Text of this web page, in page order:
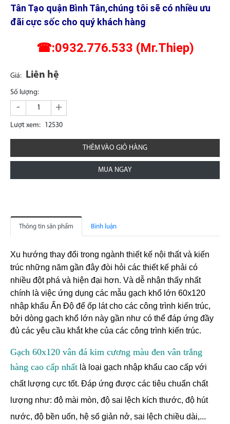
Tân Tạo quận Bình Tân,chúng tôi sẽ có nhiều ưu
đãi cực sốc cho quý khách hàng
☎:0932.776.533 (Mr.Thiep)
Giá: Liên hệ
Số lượng:
- +
Lượt xem: 12530
THÊM VÀO GIỎ HÀNG
MUA NGAY
Thông tin sản phẩm Bình luận
Xu hướng thay đổi trong ngành thiết kế nội thất và kiến
trúc những năm gần đây đòi hỏi các thiết kế phải có
nhiều đột phá và hiện đại hơn. Và dễ nhận thấy nhất
chính là việc ứng dụng các mẫu gạch khổ lớn 60x120
nhập khẩu Ấn Độ để ốp lát cho các công trình kiến trúc,
bởi dòng gạch khổ lớn này gần như có thể đáp ứng đầy
đủ các yêu cầu khắt khe của các công trình kiến trúc.
Gạch 60x120 vân đá kim cương màu đen vân trắng
hàng cao cấp nhất là loại gạch nhập khẩu cao cấp với
chất lượng cực tốt. Đáp ứng được các tiêu chuẩn chất
lượng như: độ mài mòn, độ sai lệch kích thước, độ hút
nước, độ bền uốn, hệ số giản nở, sai lệch chiều dài,...